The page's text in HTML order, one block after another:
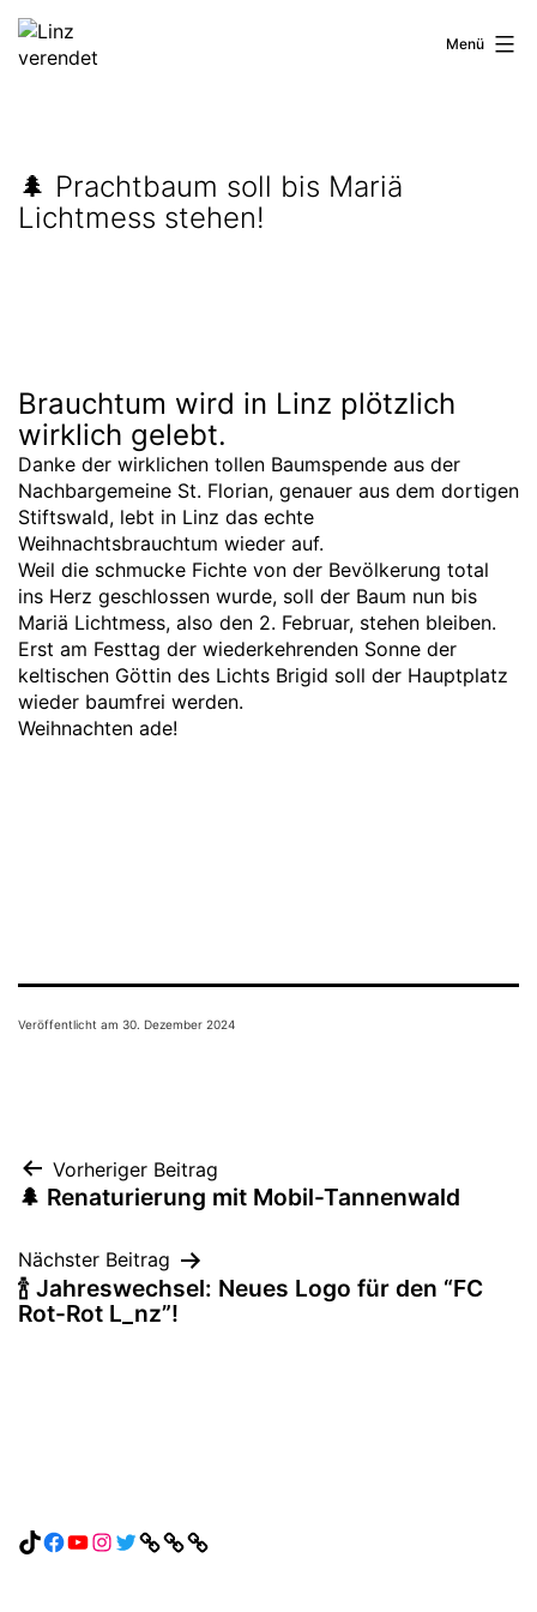
Zum
Inhalt
springen
Linz
verendet
Menü
🌲 Prachtbaum soll bis Mariä
Lichtmess stehen!
Brauchtum wird in Linz plötzlich
wirklich gelebt.
Danke der wirklichen tollen Baumspende aus der
Nachbargemeine St. Florian, genauer aus dem dortigen
Stiftswald, lebt in Linz das echte
Weihnachtsbrauchtum wieder auf.
Weil die schmucke Fichte von der Bevölkerung total
ins Herz geschlossen wurde, soll der Baum nun bis
Mariä Lichtmess, also den 2. Februar, stehen bleiben.
Erst am Festtag der wiederkehrenden Sonne der
keltischen Göttin des Lichts Brigid soll der Hauptplatz
wieder baumfrei werden.
Weihnachten ade!
Veröffentlicht am 30. Dezember 2024
Beitragsnavigation
Vorheriger Beitrag
🌲 Renaturierung mit Mobil-Tannenwald
Nächster Beitrag
🍾 Jahreswechsel: Neues Logo für den “FC
Rot-Rot L_nz”!
TikTok
Facebook
YouTube
Instagram
Twitter
LinkLinkLink